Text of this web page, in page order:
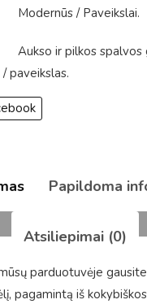
Modernūs / Paveikslai.
Aukso ir pilkos
/paveikslas.
Papildoma
Atsiliepimai (0)
parduotuvėje
pagamintą iš